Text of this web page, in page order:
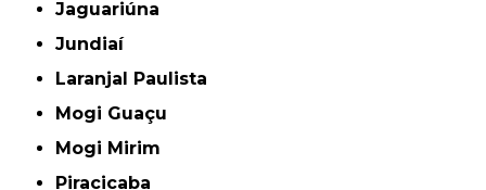
Jaguariúna
Jundiaí
Laranjal Paulista
Mogi Guaçu
Mogi Mirim
Piracicaba